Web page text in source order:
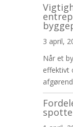
3 april,
Når et
effektivt